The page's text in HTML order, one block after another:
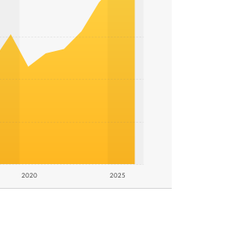
2020 2025